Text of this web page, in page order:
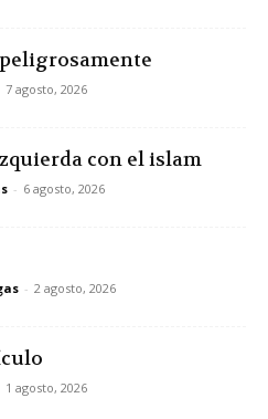
7 agosto, 2026
con el islam
- 6 agosto, 2026
- 2 agosto, 2026
1 agosto, 2026